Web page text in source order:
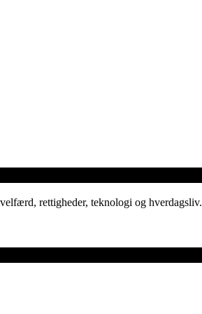
rettigheder, teknologi og hverdagsliv.